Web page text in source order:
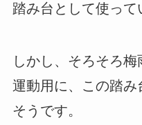
踏み台として使って
しかし、そろそろ
運動用に、この踏み
そうです。